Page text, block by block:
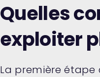
Quelles
exploiter
La première